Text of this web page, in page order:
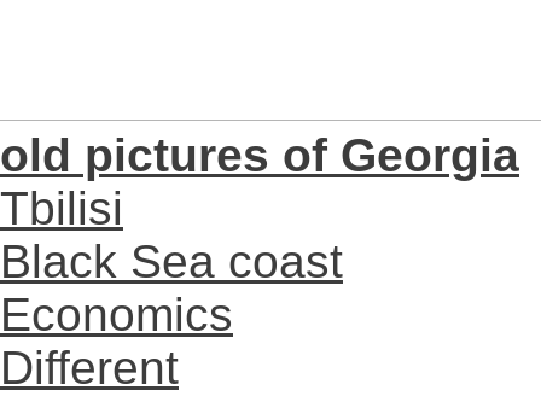
old pictures of Georgia
Tbilisi
Black Sea coast
Economics
Different